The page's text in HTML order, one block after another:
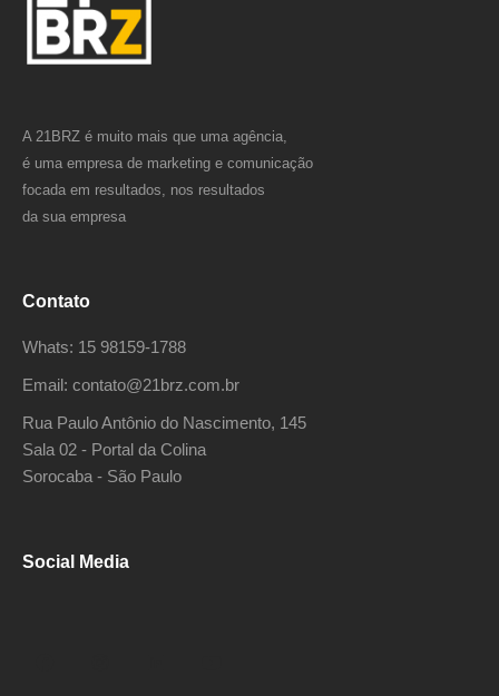
A 21BRZ é muito mais que uma agência,
é uma empresa de marketing e comunicação
focada em resultados, nos resultados
da sua empresa
Contato
Whats: 15 98159-1788
Email: contato@21brz.com.br
Rua Paulo Antônio do Nascimento, 145
Sala 02 - Portal da Colina
Sorocaba - São Paulo
Social Media